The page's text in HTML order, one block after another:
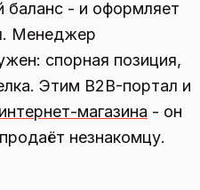
баланс - и оформляет
Менеджер
спорная позиция,
Этим B2B-портал и
магазина - он
незнакомцу.